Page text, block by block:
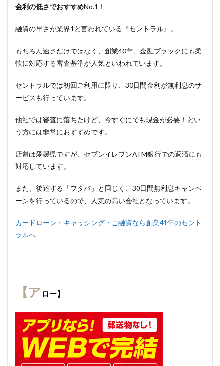
金利の低さでおすすめNo.1！
融資の早さが業界1と言われている『セントラル』。
もちろん速さだけではなく、創業40年、金融ブラックにも柔
軟に対応する審査基準が人気といわれています。
セントラルでは初回ご利用に限り、30日間金利が無利息のサ
ービスも行っています。
他社では審査に落ちたけど、今すぐにでも現金が必要！とい
う方には非常におすすめです。
店舗は愛媛県ですが、セブンイレブンATM銀行での返済にも
対応しています。
また、後述する「フタバ」と同じく、30日間無利息キャンペ
ーンを行っているので、人気の高い会社となっています。
カードローン・キャッシング・ご融資なら創業41年のセント
ラルへ
【ア ロー】